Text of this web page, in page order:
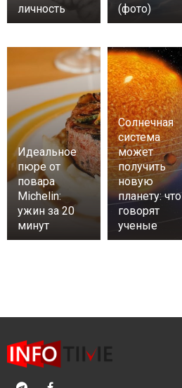
личность
(фото)
Идеальное
пюре от
повара
Michelin:
ужин за 20
минут
Солнечная
система
может
получить
новую
планету: что
говорят
ученые